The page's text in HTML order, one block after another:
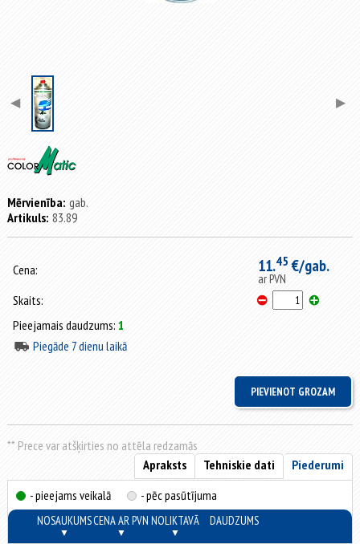
◀ ▶
Mērvienība: gab.
Artikuls: 83.89
Cena: 11.45 €/gab.
ar PVN
Skaits:
Pieejamais daudzums: 1
Piegāde 7 dienu laikā
** Prece var atšķirties no attēla redzamās
Piederumi
Tehniskie dati
Apraksts
- pieejams veikalā
- pēc pasūtījuma
NOSAUKUMS
▼
CENA AR PVN
▼
NOLIKTAVĀ
▼
DAUDZUMS